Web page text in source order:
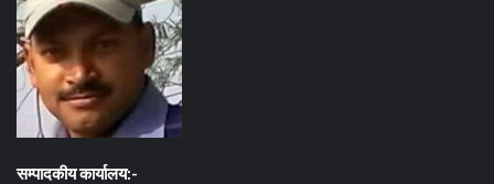
सम्पादकीय कार्यालय:-